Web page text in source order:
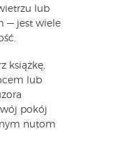
lub
— jest wiele
książkę,
lub
pokój
nutom